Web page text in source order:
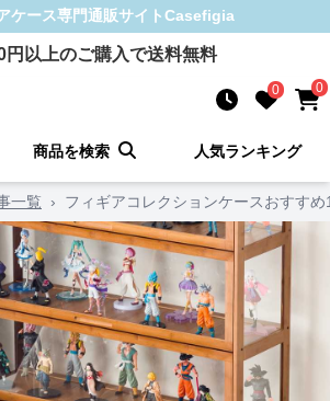
ケース専門通販サイトCasefigia
円以上のご購入で送料無料
0 0
商品を検索 人気ランキング
一覧 › フィギアコレクションケースおすすめ